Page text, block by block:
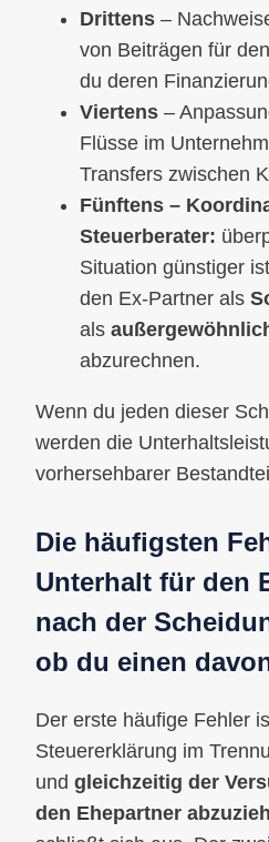
Drittens –
von Beiträgen für
du deren
Viertens –
Flüsse im
Transfers zwischen
Fünftens –
Steuerberater:
Situation günstiger
den Ex-Partner als
als
abzurechnen.
Wenn du jeden dieser
werden die
vorhersehbarer
Die häufigsten
Unterhalt für den
nach der
ob du einen
Der erste häufige Fehler
Steuererklärung im
und gleichzeitig der
den Ehepartner